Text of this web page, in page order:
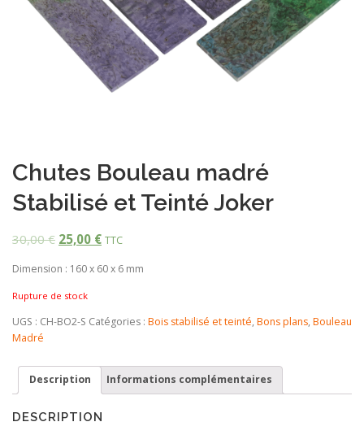
Chutes Bouleau madré
Stabilisé et Teinté Joker
30,00€ 25,00 € TTC
Dimension : 160 x 60 x 6 mm
Rupture de stock
UGS : CH-BO2-S Catégories : Bois stabilisé et teinté, Bons plans, Bouleau
Madré
Description Informations complémentaires
DESCRIPTION